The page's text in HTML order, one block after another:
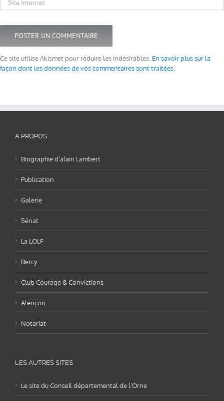
Ce site utilise Akismet pour réduire les indésirables. En savoir plus sur la
façon dont les données de vos commentaires sont traitées
A PROPOS
Biographie d’alain Lambert
Publication
Galerie
Sénat
La LOLF
Bercy
Club Courage & Convictions
Alençon
Notariat
LES AUTRES SITES
Le site du Conseil départemental de l’Orne